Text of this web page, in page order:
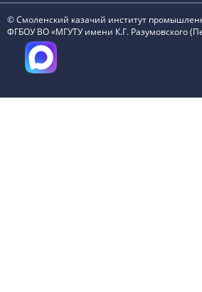
© Смоленский казачий институт
ФГБОУ ВО «МГУТУ имени К.Г. Разумовского